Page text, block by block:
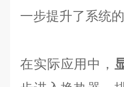
一步提升了系统的
在实际应用中，